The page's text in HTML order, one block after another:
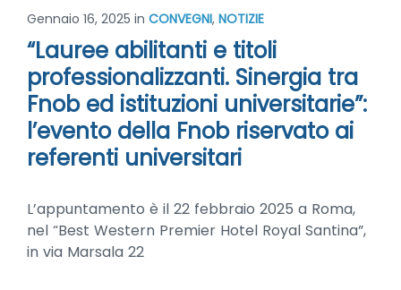
Gennaio 16, 2025 in CONVEGNI, NOTIZIE
“Lauree abilitanti e titoli
professionalizzanti. Sinergia tra
Fnob ed istituzioni universitarie”:
l’evento della Fnob riservato ai
referenti universitari
L’appuntamento è il 22 febbraio 2025 a Roma,
nel “Best Western Premier Hotel Royal Santina”,
in via Marsala 22